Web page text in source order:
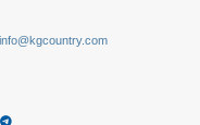
info@kgcountry.com